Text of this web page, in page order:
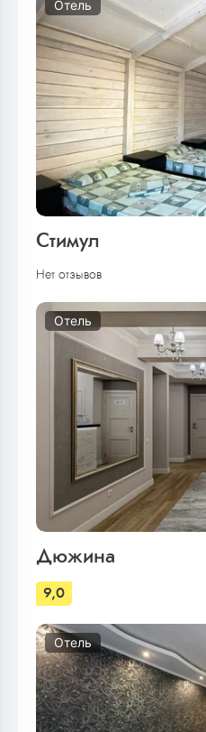
Отель
Стимул
Нет отзывов
Отель
Дюжина
9,0
Отель